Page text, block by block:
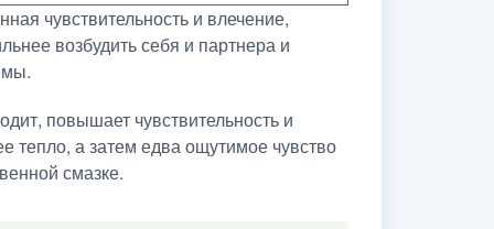
чувствительность и влечение,
возбудить себя и партнера и
повышает чувствительность и
тепло, а затем едва ощутимое чувство
смазке.